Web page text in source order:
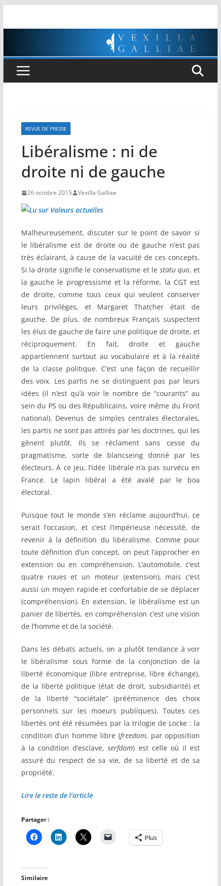
REVUE DE PRESSE
Libéralisme : ni de
droite ni de gauche
26 octobre 2015 Vexilla Galliae
Lu sur Valeurs actuelles
Malheureusement, discuter sur le point de savoir si
le libéralisme est de droite ou de gauche n’est pas
très éclairant, à cause de la vacuité de ces concepts.
Si la droite signifie le conservatisme et le statu quo, et
la gauche le progressisme et la réforme, la CGT est
de droite, comme tous ceux qui veulent conserver
leurs privilèges, et Margaret Thatcher était de
gauche. De plus, de nombreux Français suspectent
les élus de gauche de faire une politique de droite, et
réciproquement. En fait, droite et gauche
appartiennent surtout au vocabulaire et à la réalité
de la classe politique. C’est une façon de recueillir
des voix. Les partis ne se distinguent pas par leurs
idées (il n’est qu’à voir le nombre de “courants” au
sein du PS ou des Républicains, voire même du Front
national). Devenus de simples centrales électorales,
les partis ne sont pas attirés par les doctrines, qui les
gênent plutôt. Ils se réclament sans cesse du
pragmatisme, sorte de blancseing donné par les
électeurs. À ce jeu, l’idée libérale n’a pas survécu en
France. Le lapin libéral a été avalé par le boa
électoral.
Puisque tout le monde s’en réclame aujourd’hui, ce
serait l’occasion, et c’est l’impérieuse nécessité, de
revenir à la définition du libéralisme. Comme pour
toute définition d’un concept, on peut l’approcher en
extension ou en compréhension. L’automobile, c’est
quatre roues et un moteur (extension), mais c’est
aussi un moyen rapide et confortable de se déplacer
(compréhension). En extension, le libéralisme est un
panier de libertés, en compréhension c’est une vision
de l’homme et de la société.
Dans les débats actuels, on a plutôt tendance à voir
le libéralisme sous forme de la conjonction de la
liberté économique (libre entreprise, libre échange),
de la liberté politique (état de droit, subsidiarité) et
de la liberté “sociétale” (prééminence des choix
personnels sur les moeurs publiques). Toutes ces
libertés ont été résumées par la trilogie de Locke : la
condition d’un homme libre (freedom, par opposition
à la condition d’esclave,serfdom) est celle où il est
assuré du respect de sa vie, de sa liberté et de sa
propriété.
Lire le reste de l’article
Partager :
Plus
Similaire